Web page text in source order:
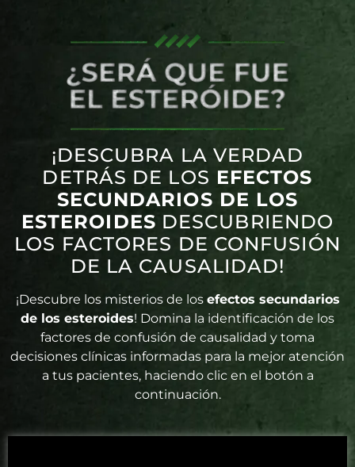
¡DESCUBRA LA VERDAD
DETRÁS DE LOS EFECTOS
SECUNDARIOS DE LOS
ESTEROIDES DESCUBRIENDO
LOS FACTORES DE CONFUSIÓN
DE LA CAUSALIDAD!
¡Descubre los misterios de los efectos secundarios
de los esteroides! Domina la identificación de los
factores de confusión de causalidad y toma
decisiones clínicas informadas para la mejor atención
a tus pacientes, haciendo clic en el botón a
continuación.